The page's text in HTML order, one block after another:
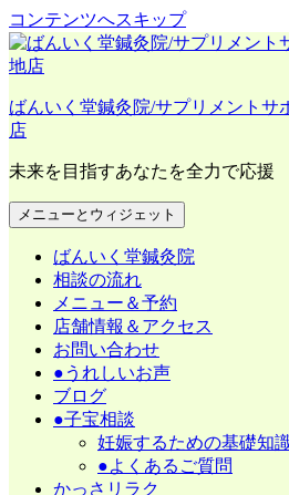
コンテンツへスキップ
ばんいく堂鍼灸院/サプリメントサ
店
未来を目指すあなたを全力で応援
メニューとウィジェット
ばんいく堂鍼灸院
相談の流れ
メニュー＆予約
店舗情報＆アクセス
お問い合わせ
●うれしいお声
ブログ
●子宝相談
妊娠するための基礎知
●よくあるご質問
かっさリラク